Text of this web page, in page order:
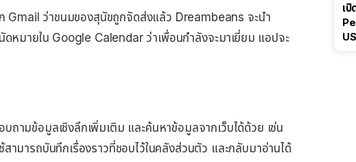
Gmail ว่าขนมของสุนัขถูกจัดส่งแล้ว Dreambeans จะนำ
หมายใน Google Calendar ว่าเพื่อนกำลังจะมาเยี่ยม แอปจะ
ถามข้อมูลเชิงลึกเพิ่มเติม และค้นหาข้อมูลจากเว็บได้ด้วย เช่น
มารถบันทึกเรื่องราวที่ชอบไว้ในคลังส่วนตัว และกลับมาอ่านได้
เ